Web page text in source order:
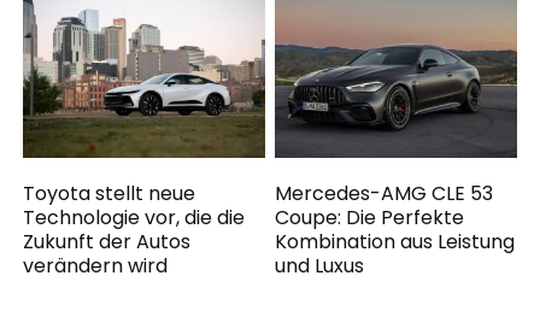
Toyota stellt neue
Technologie vor, die die
Zukunft der Autos
verändern wird
Mercedes-AMG CLE 53
Coupe: Die Perfekte
Kombination aus Leistung
und Luxus